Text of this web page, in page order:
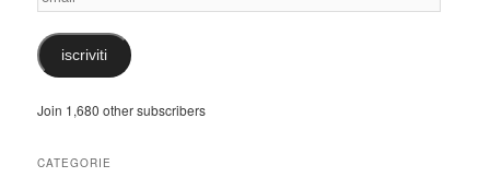
iscriviti
Join 1,680 other subscribers
CATEGORIE